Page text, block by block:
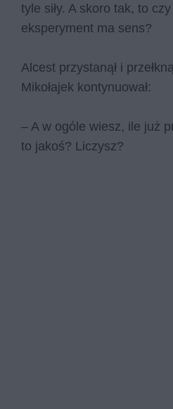
tyle siły. A skoro tak, to
eksperyment ma sens?
Alcest przystanął i
Mikołajek kontynuował:
– A w ogóle wiesz, ile już
to jakoś? Liczysz?